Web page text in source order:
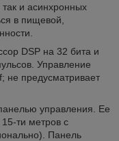
и асинхронных
в пищевой,
DSP на 32 бита и
Управление
не предусматривает
управления. Ее
ти метров с
Панель